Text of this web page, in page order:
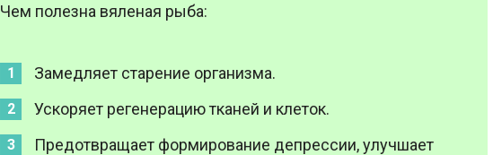
Чем полезна вяленая рыба:
Замедляет старение организма.
Ускоряет регенерацию тканей и клеток.
Предотвращает формирование депрессии, улучшает